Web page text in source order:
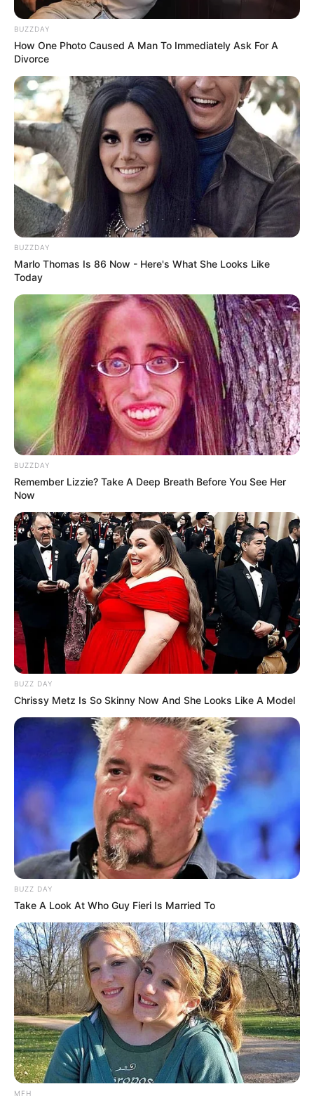
અમારી યુટ્યુબ ચેનલ ને Subscribe કરો
Latest News
રહેલા લોકોનો બાટલો ફાટ્યો
‘વિદ્યાર્થીઓને મારવાનો આદેશ કોણે આપ્યો, પેલેટ
ગનનો ઉપયોગ કરવાની મંજુરી કોણે આપી? રાહુલ
ગાંધીએ અમિત શાહને પત્ર લખ્યો
2 weeks ago
કેનેડામાં કાર અકસ્માતમાં અમદાવાદના કોમ્પ્યુટર
એન્જિનિયરનું મોત
2 weeks ago
પેપર લીક વિરુદ્ધ કાલે નવું બિલ આવી શકે છે, 10
BUZZDAY
How One Photo Caused A Man To Immediately Ask For A
Divorce
BUZZDAY
Marlo Thomas Is 86 Now - Here's What She Looks Like
Today
BUZZDAY
Remember Lizzie? Take A Deep Breath Before You See Her
Now
BUZZ DAY
Chrissy Metz Is So Skinny Now And She Looks Like A Model
BUZZ DAY
Take A Look At Who Guy Fieri Is Married To
MFH